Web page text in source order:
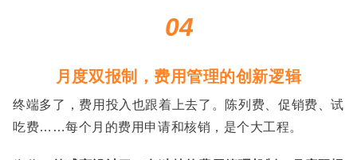
04
月度双报制，费用管理的创新逻辑
终端多了，费用投入也跟着上去了。陈列费、促销费、试
吃费……每个月的费用申请和核销，是个大工程。